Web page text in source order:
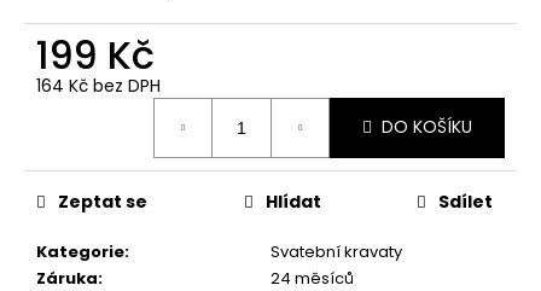
199 Kč
164 Kč bez DPH
DO KOŠÍKU
Kategorie:
Svatební kravaty
Záruka:
24 měsíců
Zeptat se Hlídat Sdílet
S
KAPESNÍČKEM
LIMETKOVÁ
575-